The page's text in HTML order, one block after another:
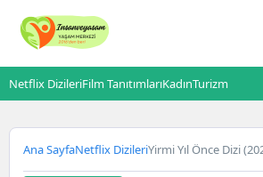
Netflix DizileriFilm TanıtımlarıKadınTurizm
Ana SayfaNetflix DizileriYirmi Yıl Önce Dizi